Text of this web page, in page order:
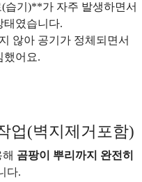
습기)**가 자주 발생하면서
태였습니다.
않아 공기가 정체되면서
했어요.
업(벽지제거포함)
곰팡이 뿌리까지 완전히
다.